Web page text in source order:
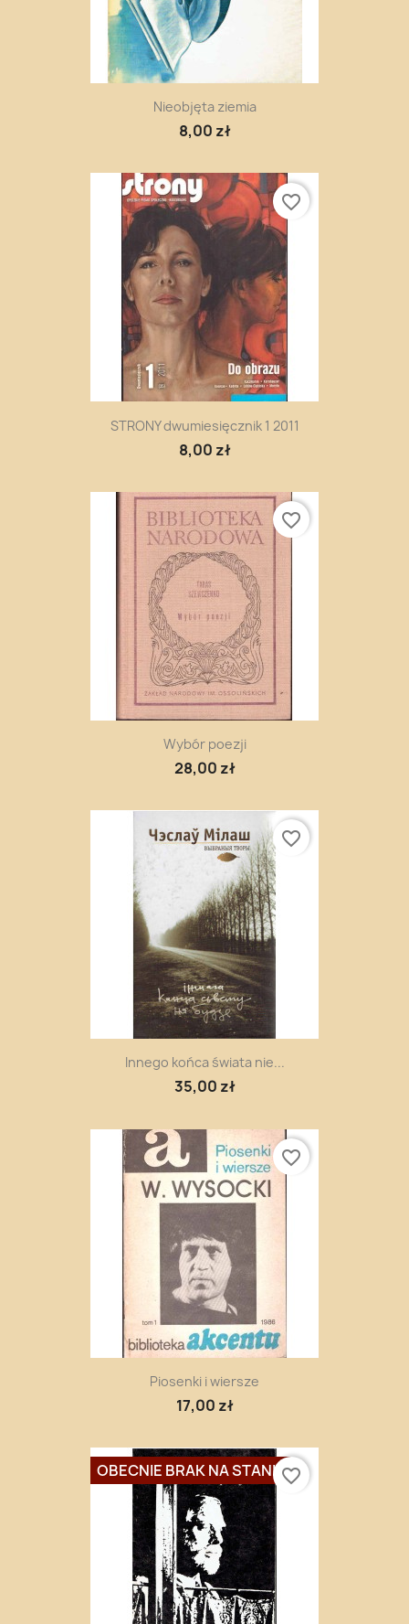
Nieobjęta ziemia
8,00 zł
STRONY dwumiesięcznik 1 2011
8,00 zł
favorite_border
Wybór poezji
28,00 zł
favorite_border
Innego końca świata nie...
35,00 zł
favorite_border
Piosenki i wiersze
17,00 zł
favorite_border
OBECNIE BRAK NA STANIEfavorite_border